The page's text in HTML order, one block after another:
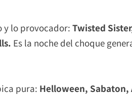
y lo provocador: Twisted
Es la noche del choque
pura: Helloween, Sabaton,